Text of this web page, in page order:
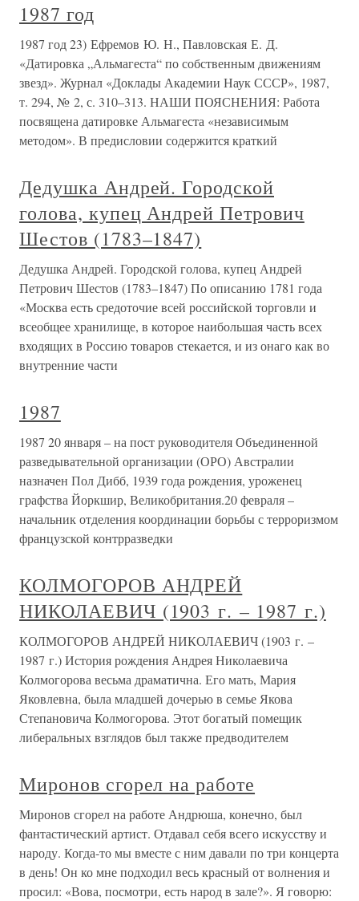
1987 год
1987 год 23) Ефремов Ю. Н., Павловская Е. Д.
«Датировка „Альмагеста“ по собственным движениям
звезд». Журнал «Доклады Академии Наук СССР», 1987,
т. 294, № 2, с. 310–313. НАШИ ПОЯСНЕНИЯ: Работа
посвящена датировке Альмагеста «независимым
методом». В предисловии содержится краткий
Дедушка Андрей. Городской
голова, купец Андрей Петрович
Шестов (1783–1847)
Дедушка Андрей. Городской голова, купец Андрей
Петрович Шестов (1783–1847) По описанию 1781 года
«Москва есть средоточие всей российской торговли и
всеобщее хранилище, в которое наибольшая часть всех
входящих в Россию товаров стекается, и из онаго как во
внутренние части
1987
1987 20 января – на пост руководителя Объединенной
разведывательной организации (ОРО) Австралии
назначен Пол Дибб, 1939 года рождения, уроженец
графства Йоркшир, Великобритания.20 февраля –
начальник отделения координации борьбы с терроризмом
французской контрразведки
КОЛМОГОРОВ АНДРЕЙ
НИКОЛАЕВИЧ (1903 г. – 1987 г.)
КОЛМОГОРОВ АНДРЕЙ НИКОЛАЕВИЧ (1903 г. –
1987 г.) История рождения Андрея Николаевича
Колмогорова весьма драматична. Его мать, Мария
Яковлевна, была младшей дочерью в семье Якова
Степановича Колмогорова. Этот богатый помещик
либеральных взглядов был также предводителем
Миронов сгорел на работе
Миронов сгорел на работе Андрюша, конечно, был
фантастический артист. Отдавал себя всего искусству и
народу. Когда-то мы вместе с ним давали по три концерта
в день! Он ко мне подходил весь красный от волнения и
просил: «Вова, посмотри, есть народ в зале?». Я говорю: